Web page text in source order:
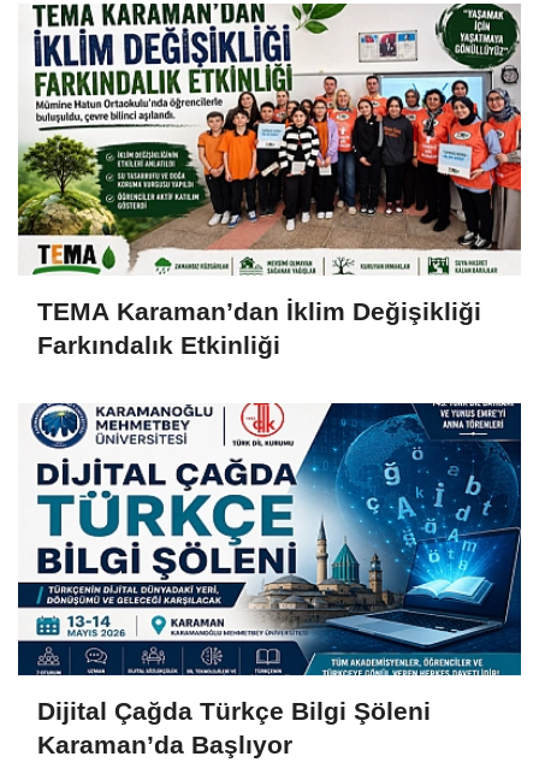
TEMA Karaman’dan İklim Değişikliği
Farkındalık Etkinliği
Dijital Çağda Türkçe Bilgi Şöleni
Karaman’da Başlıyor